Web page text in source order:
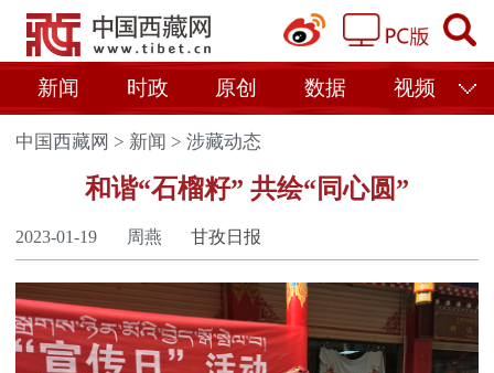
新闻 时政 原创 数据 视频
中国西藏网 > 新闻 >涉藏动态
和谐“石榴籽” 共绘“同心圆”
2023-01-19 周燕 甘孜日报